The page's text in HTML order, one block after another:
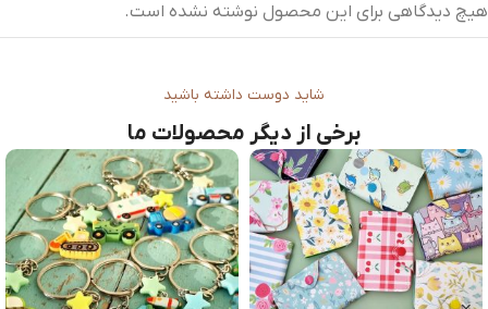
هیچ دیدگاهی برای این محصول نوشته نشده است.
شاید دوست داشته باشید
برخی از دیگر محصولات ما